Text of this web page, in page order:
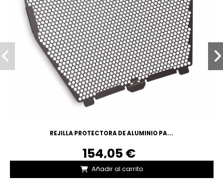
REJILLA PROTECTORA DE ALUMINIO PA...
154,05 €
Añadir al carrito